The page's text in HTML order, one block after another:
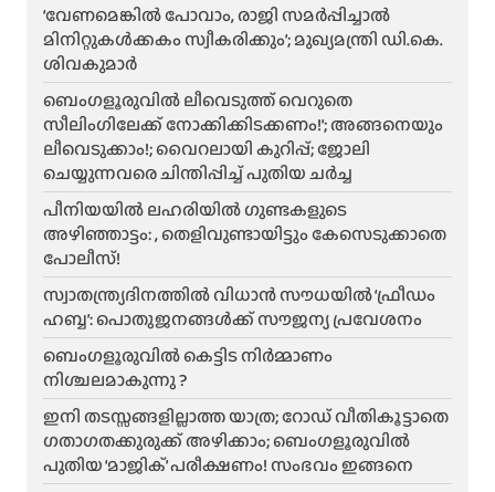
‘വേണമെങ്കിൽ പോവാം, രാജി സമർപ്പിച്ചാൽ
മിനിറ്റുകൾക്കകം സ്വീകരിക്കും’; മുഖ്യമന്ത്രി ഡി.കെ.
ശിവകുമാർ
ബെം​ഗളൂരുവിൽ ലീവെടുത്ത് വെറുതെ
സീലിംഗിലേക്ക് നോക്കിക്കിടക്കണം!’; അങ്ങനെയും
ലീവെടുക്കാം!; വൈറലായി കുറിപ്പ്; ജോലി
ചെയ്യുന്നവരെ ചിന്തിപ്പിച്ച് പുതിയ ചർച്ച
പീനിയയിൽ ലഹരിയിൽ ഗുണ്ടകളുടെ
അഴിഞ്ഞാട്ടം: , തെളിവുണ്ടായിട്ടും കേസെടുക്കാതെ
പോലീസ്!
സ്വാതന്ത്ര്യദിനത്തിൽ വിധാൻ സൗധയിൽ ‘ഫ്രീഡം
ഹബ്ബ’: പൊതുജനങ്ങൾക്ക് സൗജന്യ പ്രവേശനം
ബെംഗളൂരുവിൽ കെട്ടിട നിർമ്മാണം
നിശ്ചലമാകുന്നു ?
ഇനി തടസ്സങ്ങളില്ലാത്ത യാത്ര; റോഡ് വീതികൂട്ടാതെ
ഗതാഗതക്കുരുക്ക് അഴിക്കാം; ബെംഗളൂരുവിൽ
പുതിയ ‘മാജിക്’ പരീക്ഷണം! സംഭവം ഇങ്ങനെ